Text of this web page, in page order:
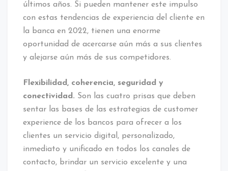
últimos años. Si pueden mantener este impulso
con estas tendencias de experiencia del cliente en
la banca en 2022, tienen una enorme
oportunidad de acercarse aún más a sus clientes
y alejarse aún más de sus competidores.
Flexibilidad, coherencia, seguridad y
conectividad. Son las cuatro prisas que deben
sentar las bases de las estrategias de customer
experience de los bancos para ofrecer a los
clientes un servicio digital, personalizado,
inmediato y unificado en todos los canales de
contacto, brindar un servicio excelente y una